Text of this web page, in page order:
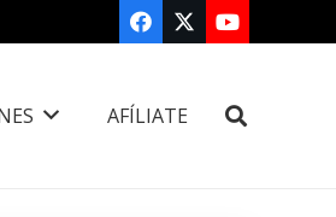
AFÍLIATE